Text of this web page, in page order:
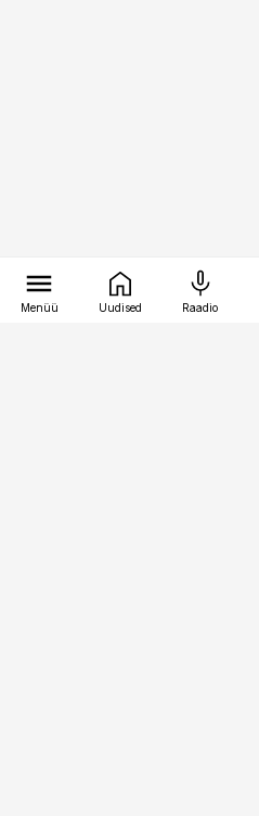
Menüü Uudised Raadio